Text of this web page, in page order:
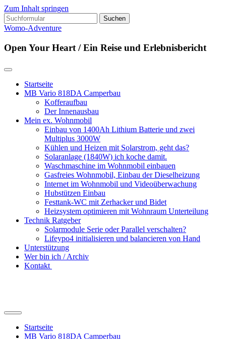
Zum Inhalt springen
Suchen
nach:
Womo-Adventure
Open Your Heart / Ein Reise und Erlebnisbericht
Startseite
MB Vario 818DA Camperbau
Kofferaufbau
Der Innenausbau
Mein ex. Wohnmobil
Einbau von 1400Ah Lithium Batterie und zwei
Multiplus 3000W
Kühlen und Heizen mit Solarstrom, geht das?
Solaranlage (1840W) ich koche damit.
Waschmaschine im Wohnmobil einbauen
Gasfreies Wohnmobil, Einbau der Dieselheizung
Internet im Wohnmobil und Videoüberwachung
Hubstützen Einbau
Festtank-WC mit Zerhacker und Bidet
Heizsystem optimieren mit Wohnraum Unterteilung
Technik Ratgeber
Solarmodule Serie oder Parallel verschalten?
Lifeypo4 initialisieren und balancieren von Hand
Unterstützung
Wer bin ich / Archiv
Kontakt
Suchfeld
ein-/ausblenden
Startseite
MB Vario 818DA Camperbau